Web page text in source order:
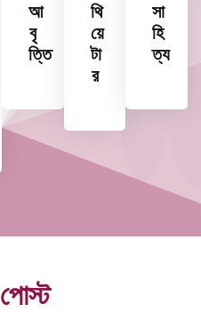
আ
বৃ
ত্তি
থি
য়ে
টা
র
সা
হি
ত্য
পোস্ট